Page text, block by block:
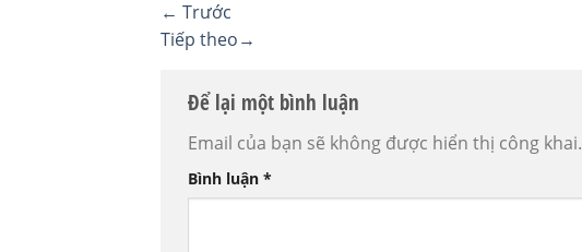
← Trước
Tiếp theo→
Để lại một bình luận
Email của bạn sẽ không được hiển thị công khai.
Bình luận *